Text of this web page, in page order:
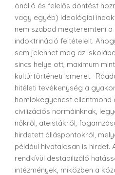
önálló és felelős döntést
vagy egyéb) ideológiai
nem szabad megteremteni
indoktrináció feltételeit.
sem jelenhet meg az
sincs helye ott, maximum
kultúrtörténeti ismeret.
hitéleti tevékenység a
homlokegyenest ellentmond
civilizációs normáinknak,
nőkről, ateistákról,
hirdetett álláspontokról,
például hivatalosan is hirdet.
rendkívül destabilizáló
intézmények, miközben a